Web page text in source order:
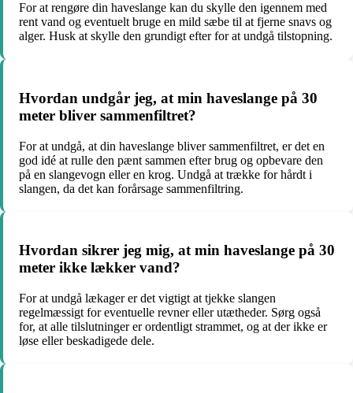
For at rengøre din haveslange kan du skylle den igennem med
rent vand og eventuelt bruge en mild sæbe til at fjerne snavs og
alger. Husk at skylle den grundigt efter for at undgå tilstopning.
Hvordan undgår jeg, at min haveslange på 30
meter bliver sammenfiltret?
For at undgå, at din haveslange bliver sammenfiltret, er det en
god idé at rulle den pænt sammen efter brug og opbevare den
på en slangevogn eller en krog. Undgå at trække for hårdt i
slangen, da det kan forårsage sammenfiltring.
Hvordan sikrer jeg mig, at min haveslange på 30
meter ikke lækker vand?
For at undgå lækager er det vigtigt at tjekke slangen
regelmæssigt for eventuelle revner eller utætheder. Sørg også
for, at alle tilslutninger er ordentligt strammet, og at der ikke er
løse eller beskadigede dele.